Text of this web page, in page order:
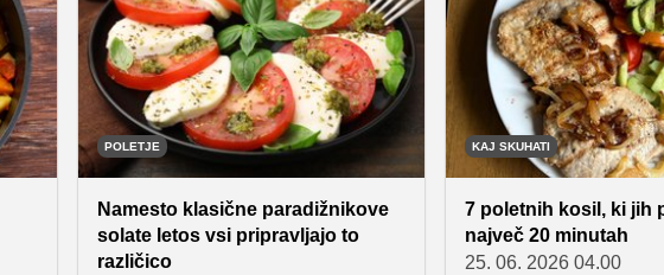
odlični tudi hladni in jih bodo gostje
z veseljem poskusili.
lahka, a izjemno
pripravite v nekaj
POLETJE
Namesto klasične paradižnikove
solate letos vsi pripravljajo to
različico
KAJ SKUHATI
7 poletnih kosil, ki jih
največ 20 minutah
25. 06. 2026 04.00